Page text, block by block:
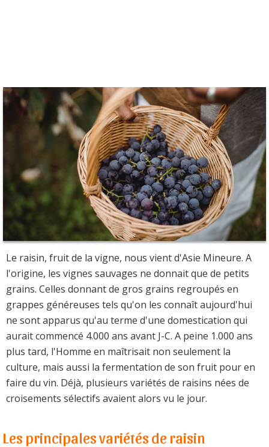
Le raisin, fruit de la vigne, nous vient d'Asie Mineure. A
l'origine, les vignes sauvages ne donnait que de petits
grains. Celles donnant de gros grains regroupés en
grappes généreuses tels qu'on les connaît aujourd'hui
ne sont apparus qu'au terme d'une domestication qui
aurait commencé 4.000 ans avant J-C. A peine 1.000 ans
plus tard, l'Homme en maîtrisait non seulement la
culture, mais aussi la fermentation de son fruit pour en
faire du vin. Déjà, plusieurs variétés de raisins nées de
croisements sélectifs avaient alors vu le jour.
Les principales variétés de raisin